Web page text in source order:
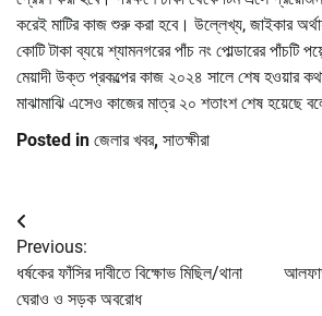
করেই মাটির কাজ শুরু করা হবে। উল্লেখ্য, জাইকার
কোটি টাকা ব্যয়ে শ্যামনগরের পাঁচ নং পোল্ডারের পাঁচটি
মেয়াদী উক্ত প্রকল্পের কাজ ২০২৪ সালে শেষ হওয়ার
মাঝামাঝি এসেও কাজের মাত্র ২০ শতাংশ শেষ হয়েছে
Posted in জেলার খবর, সাতক্ষীরা
Post
navigation
Previous:
ধর্ষকের ফাঁসির দাবীতে বিক্ষোভ মিছিল/থানা
ঘেরাও ও সড়ক অবরোধ